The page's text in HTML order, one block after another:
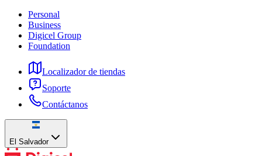
Personal
Business
Digicel Group
Foundation
Localizador de tiendas
Soporte
Contáctanos
El Salvador